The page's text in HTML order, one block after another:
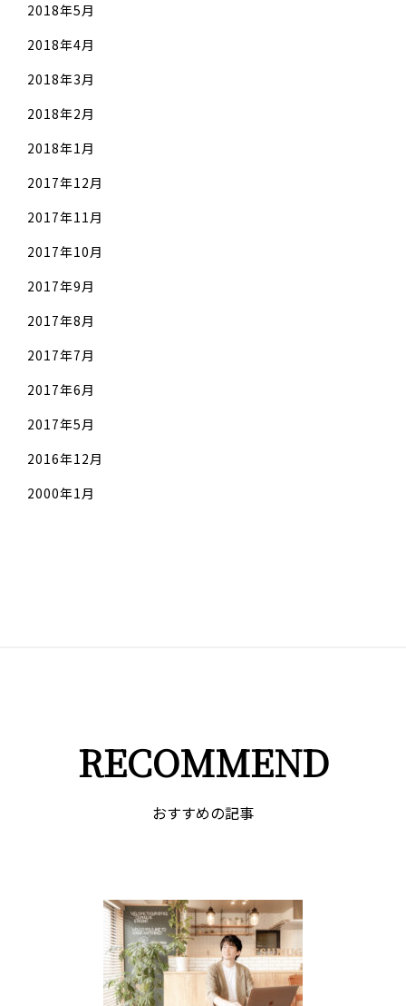
2018年5月
2018年4月
2018年3月
2018年2月
2018年1月
2017年12月
2017年11月
2017年10月
2017年9月
2017年8月
2017年7月
2017年6月
2017年5月
2016年12月
2000年1月
RECOMMEND
おすすめの記事